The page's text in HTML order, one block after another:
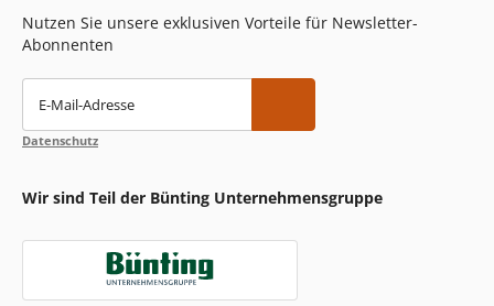
Nutzen Sie unsere exklusiven Vorteile für Newsletter-
Abonnenten
E-Mail-Adresse
Datenschutz
Wir sind Teil der Bünting Unternehmensgruppe